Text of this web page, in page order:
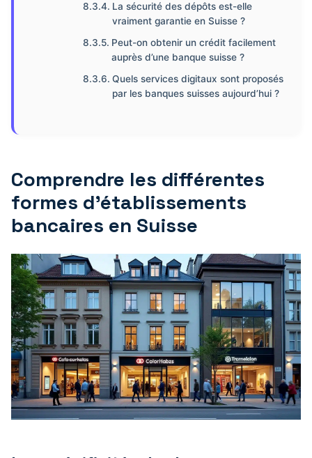
La sécurité des dépôts est-elle
vraiment garantie en Suisse ?
Peut-on obtenir un crédit facilement
auprès d’une banque suisse ?
Quels services digitaux sont proposés
par les banques suisses aujourd’hui ?
Comprendre les différentes
formes d’établissements
bancaires en Suisse